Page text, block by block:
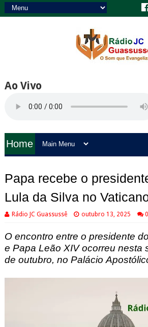
Ao Vivo
Home
Papa recebe o
Lula da Silva no
Rádio JC Guassussê outubro 13, 2025 0
O encontro entre o presidente
e Papa Leão XIV ocorreu nesta
de outubro, no Palácio